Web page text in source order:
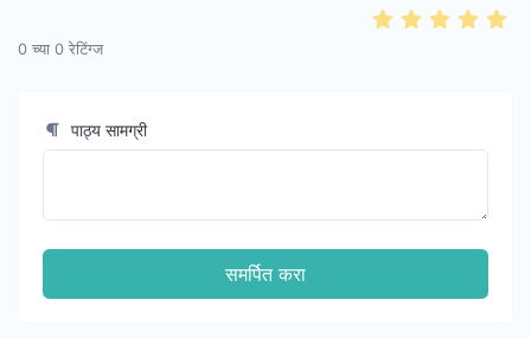
0 च्या 0 रेटिंग्ज
पाठ्य सामग्री
समर्पित करा